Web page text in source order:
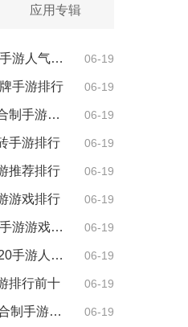
应用专辑
2021年手游人气排行 06-19
手游排行 06-19
平民回合制手游排行 06-19
手游排行 06-19
推荐排行 06-19
游戏排行 06-19
2021年手游游戏排行 06-19
手游2020手游人气排行 06-19
排行前十 06-19
21年回合制手游排行 06-19